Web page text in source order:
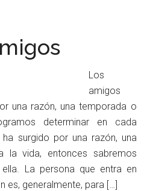
Los
amigos
una razón, una temporada o
determinar en cada
surgido por una razón, una
la vida, entonces sabremos
La persona que entra en
es, generalmente, para […]